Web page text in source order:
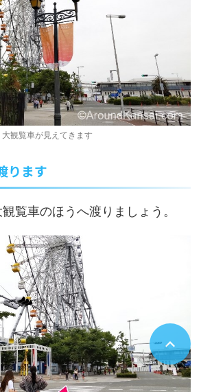
大観覧車が見えてきます
ります
覧車のほうへ渡りましょう。